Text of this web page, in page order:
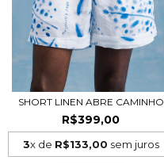
SHORT LINEN ABRE CAMINHO
R$399,00
3x de R$133,00 sem juros